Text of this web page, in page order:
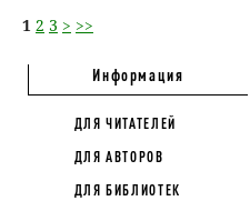
1 2 3 > >>
Информация
ДЛЯ ЧИТАТЕЛЕЙ
ДЛЯ АВТОРОВ
ДЛЯ БИБЛИОТЕК